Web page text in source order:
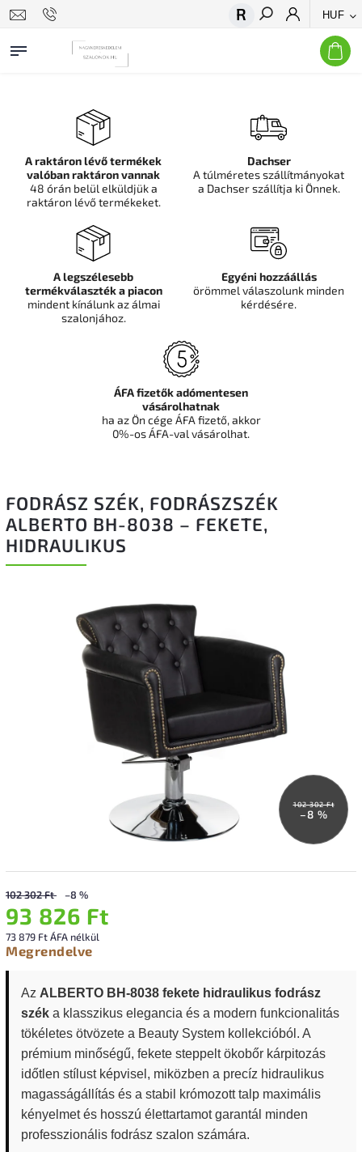
HUF
Keresés
FODRÁSZ SZÉK, FODRÁSZSZÉK
ALBERTO BH-8038 – FEKETE,
HIDRAULIKUS
102 302 Ft
–8 %
102 302 Ft –8 %
93 826 Ft
73 879 Ft ÁFA nélkül
Megrendelve
Az ALBERTO BH-8038 fekete hidraulikus fodrász
szék a klasszikus elegancia és a modern funkcionalitás
tökéletes ötvözete a Beauty System kollekcióból. A
prémium minőségű, fekete steppelt ökobőr kárpitozás
időtlen stílust képvisel, miközben a precíz hidraulikus
magasságállítás és a stabil krómozott talp maximális
kényelmet és hosszú élettartamot garantál minden
professzionális fodrász szalon számára.
A raktáron lévő termékek
valóban raktáron vannak
48 órán belül elküldjük a
raktáron lévő termékeket.
Dachser
A túlméretes szállítmányokat
a Dachser szállítja ki Önnek.
A legszélesebb
termékválaszték a piacon
mindent kínálunk az álmai
szalonjához.
Egyéni hozzáállás
örömmel válaszolunk minden
kérdésére.
ÁFA fizetők adómentesen
vásárolhatnak
ha az Ön cége ÁFA fizető, akkor
0%-os ÁFA-val vásárolhat.